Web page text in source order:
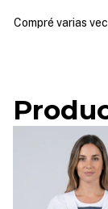
Compré varias